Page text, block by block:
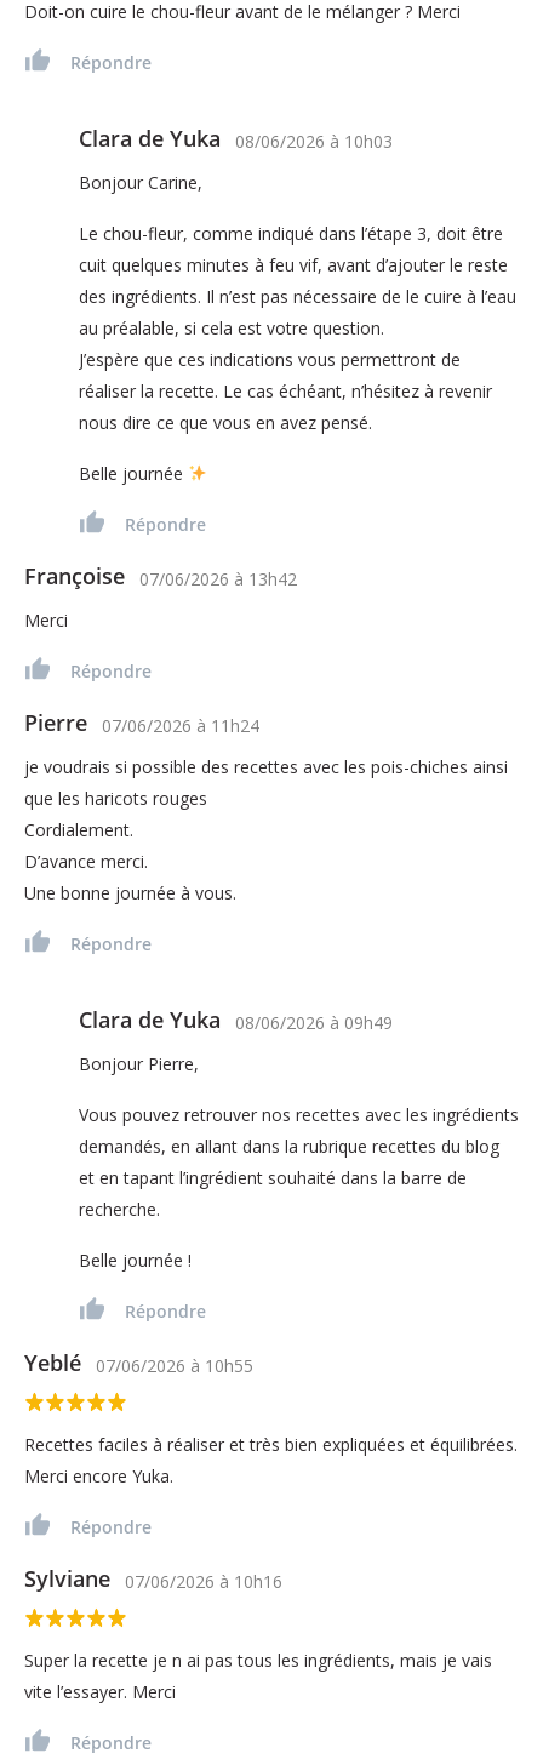
Doit-on cuire le chou-fleur avant de le mélanger ? Merci
Répondre
Clara de Yuka 08/06/2026 à 10h03
Bonjour Carine,
Le chou-fleur, comme indiqué dans l’étape 3, doit être
cuit quelques minutes à feu vif, avant d’ajouter le reste
des ingrédients. Il n’est pas nécessaire de le cuire à l’eau
au préalable, si cela est votre question.
J’espère que ces indications vous permettront de
réaliser la recette. Le cas échéant, n’hésitez à revenir
nous dire ce que vous en avez pensé.
Belle journée
Répondre
Françoise 07/06/2026 à 13h42
Merci
Répondre
Pierre 07/06/2026 à 11h24
je voudrais si possible des recettes avec les pois-chiches ainsi
que les haricots rouges
Cordialement.
D’avance merci.
Une bonne journée à vous.
Répondre
Clara de Yuka 08/06/2026 à 09h49
Bonjour Pierre,
Vous pouvez retrouver nos recettes avec les ingrédients
demandés, en allant dans la rubrique recettes du blog
et en tapant l’ingrédient souhaité dans la barre de
recherche.
Belle journée !
Répondre
Yeblé 07/06/2026 à 10h55
Recettes faciles à réaliser et très bien expliquées et équilibrées.
Merci encore Yuka.
Répondre
Sylviane 07/06/2026 à 10h16
Super la recette je n ai pas tous les ingrédients, mais je vais
vite l’essayer. Merci
Répondre